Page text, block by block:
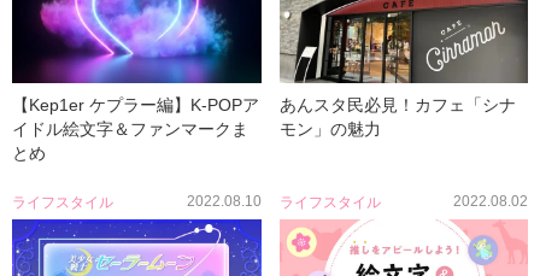
【Kep1er ケプラー編】K-POPア
イドル絵文字＆ファンマークま
とめ
あんスタ民必見！カフェ「シナ
モン」の魅力
ライフスタイル 2022.08.10 ライフスタイル 2022.08.02